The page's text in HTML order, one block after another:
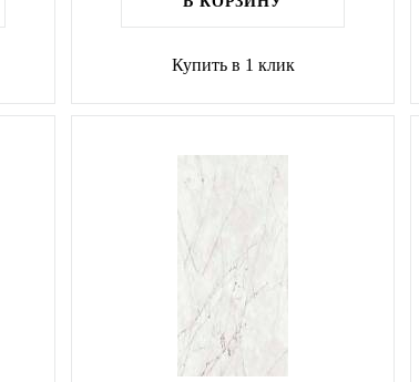
Купить в 1 клик